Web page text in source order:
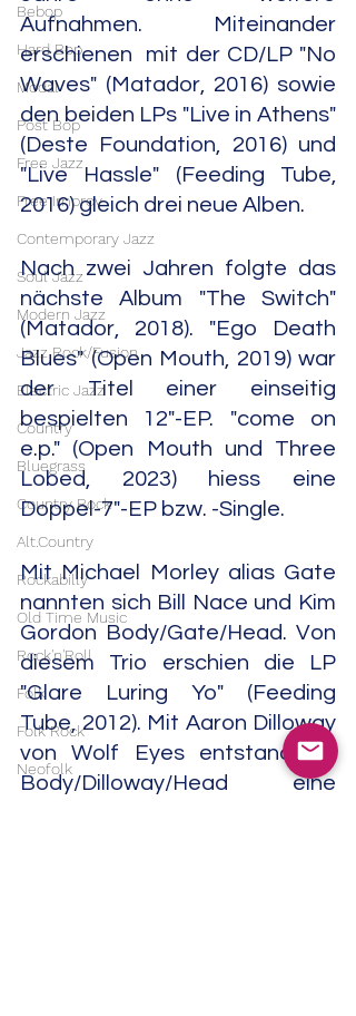
Bebop
Hard Bop
Modal
Post Bop
Free Jazz
Free Improv
Contemporary Jazz
Soul Jazz
Modern Jazz
Jazz Rock/Fusion
Electric Jazz
Country
Bluegrass
Country Rock
Alt.Country
Rockabilly
Old Time Music
Rock'n'Roll
Folk
Folk Rock
Neofolk
Aufnahmen. Miteinander
erschienen  mit der CD/LP "No
Waves" (Matador, 2016) sowie
den beiden LPs "Live in Athens"
(Deste Foundation, 2016) und
"Live Hassle" (Feeding Tube,
2016) gleich drei neue Alben.
Nach zwei Jahren folgte das
nächste Album "The Switch"
(Matador, 2018). "Ego Death
Blues" (Open Mouth, 2019) war
der Titel einer einseitig
bespielten 12"-EP. "come on
e.p." (Open Mouth und Three
Lobed, 2023) hiess eine
Doppel-7"-EP bzw. -Single.
Mit Michael Morley alias Gate
nannten sich Bill Nace und Kim
Gordon Body/Gate/Head. Von
diesem Trio erschien die LP
"Glare Luring Yo" (Feeding
Tube, 2012). Mit Aaron Dilloway
von Wolf Eyes entstand als
Body/Dilloway/Head eine